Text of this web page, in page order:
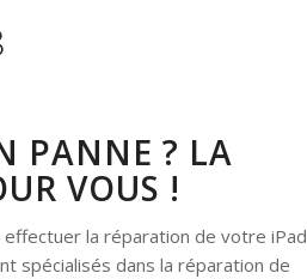
PANNE ? LA
VOUS !
la réparation de votre iPad
spécialisés dans la réparation de